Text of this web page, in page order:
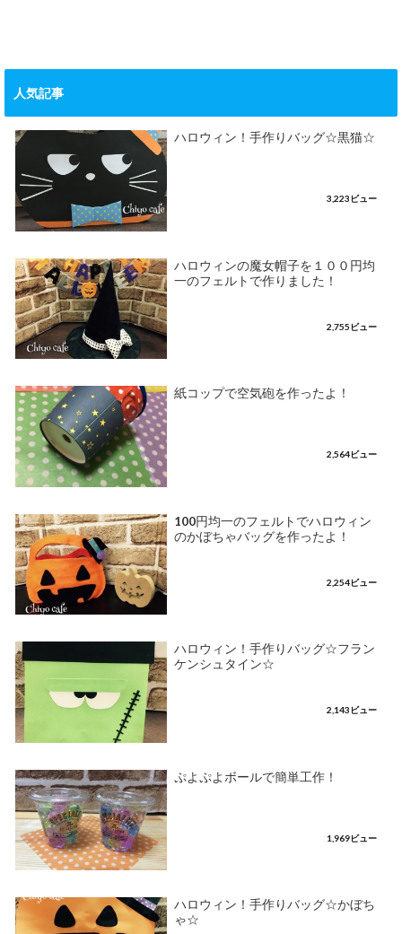
人気記事
ハロウィン！手作りバッグ☆黒猫☆
3,223ビュー
ハロウィンの魔女帽子を１００円均
一のフェルトで作りました！
2,755ビュー
紙コップで空気砲を作ったよ！
2,564ビュー
100円均一のフェルトでハロウィン
のかぼちゃバッグを作ったよ！
2,254ビュー
ハロウィン！手作りバッグ☆フラン
ケンシュタイン☆
2,143ビュー
ぷよぷよボールで簡単工作！
1,969ビュー
ハロウィン！手作りバッグ☆かぼち
ゃ☆